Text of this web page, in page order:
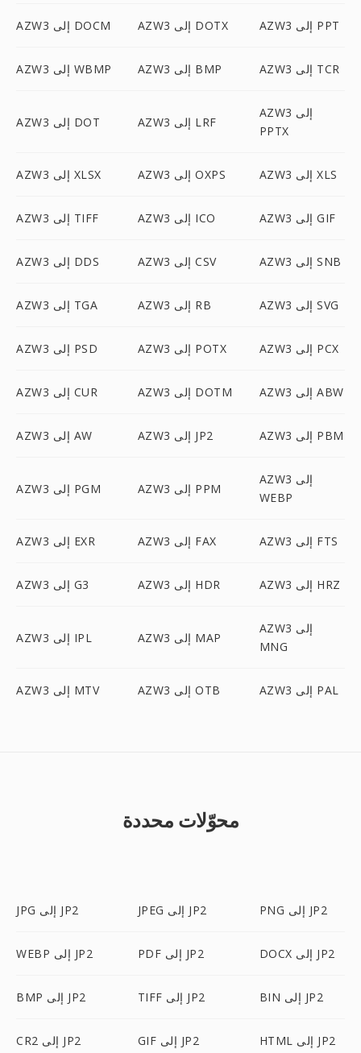
AZW3 إلى DOCM AZW3 إلى DOTX AZW3 إلى PPT
AZW3 إلى WBMP AZW3 إلى BMP AZW3 إلى TCR
AZW3 إلى DOT AZW3 إلى LRF
AZW3 إلى
PPTX
AZW3 إلى XLSX AZW3 إلى OXPS AZW3 إلى XLS
AZW3 إلى TIFF AZW3 إلى ICO AZW3 إلى GIF
AZW3 إلى DDS AZW3 إلى CSV AZW3 إلى SNB
AZW3 إلى TGA AZW3 إلى RB AZW3 إلى SVG
AZW3 إلى PSD AZW3 إلى POTX AZW3 إلى PCX
AZW3 إلى CUR AZW3 إلى DOTM AZW3 إلى ABW
AZW3 إلى AW AZW3 إلى JP2 AZW3 إلى PBM
AZW3 إلى PGM AZW3 إلى PPM
AZW3 إلى
WEBP
AZW3 إلى EXR AZW3 إلى FAX AZW3 إلى FTS
AZW3 إلى G3 AZW3 إلى HDR AZW3 إلى HRZ
AZW3 إلى IPL AZW3 إلى MAP
AZW3 إلى
MNG
AZW3 إلى MTV AZW3 إلى OTB AZW3 إلى PAL
محوّلات محددة
JPG إلى JP2 JPEG إلى JP2 PNG إلى JP2
WEBP إلى JP2 PDF إلى JP2 DOCX إلى JP2
BMP إلى JP2 TIFF إلى JP2 BIN إلى JP2
CR2 إلى JP2 GIF إلى JP2 HTML إلى JP2